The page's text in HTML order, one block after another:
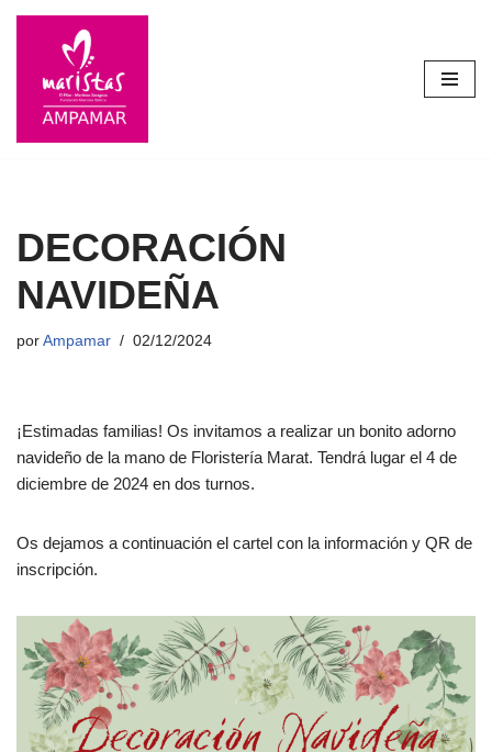
contenido
DECORACIÓN
NAVIDEÑA
por Ampamar 02/12/2024
¡Estimadas familias! Os invitamos a realizar un bonito adorno
navideño de la mano de Floristería Marat. Tendrá lugar el 4 de
diciembre de 2024 en dos turnos.
Os dejamos a continuación el cartel con la información y QR de
inscripción.